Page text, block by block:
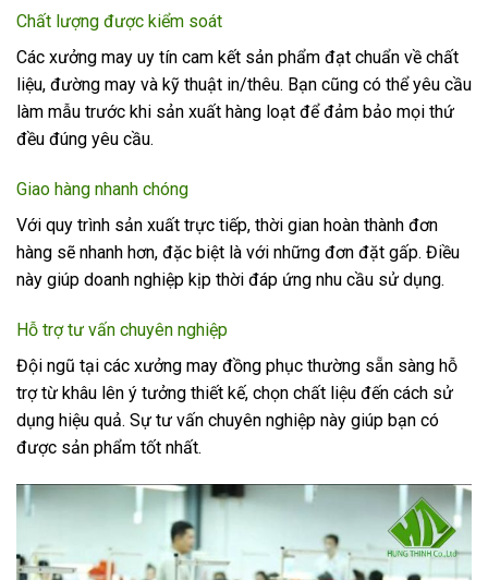
Chất lượng được kiểm soát
Các xưởng may uy tín cam kết sản phẩm đạt chuẩn về chất
liệu, đường may và kỹ thuật in/thêu. Bạn cũng có thể yêu cầu
làm mẫu trước khi sản xuất hàng loạt để đảm bảo mọi thứ
đều đúng yêu cầu.
Giao hàng nhanh chóng
Với quy trình sản xuất trực tiếp, thời gian hoàn thành đơn
hàng sẽ nhanh hơn, đặc biệt là với những đơn đặt gấp. Điều
này giúp doanh nghiệp kịp thời đáp ứng nhu cầu sử dụng.
Hỗ trợ tư vấn chuyên nghiệp
Đội ngũ tại các xưởng may đồng phục thường sẵn sàng hỗ
trợ từ khâu lên ý tưởng thiết kế, chọn chất liệu đến cách sử
dụng hiệu quả. Sự tư vấn chuyên nghiệp này giúp bạn có
được sản phẩm tốt nhất.